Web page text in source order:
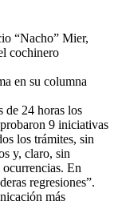
“Nacho” Mier,
cochinero
en su columna
de 24 horas los
9 iniciativas
los trámites, sin
y, claro, sin
ocurrencias. En
regresiones”.
más